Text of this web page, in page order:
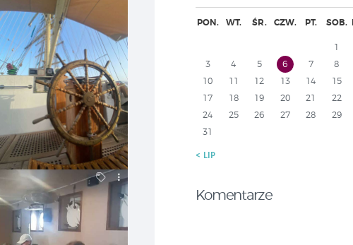
PON. WT. ŚR. CZW. PT. SOB.
1
3
4 5 6 7 8
10
11 12 13 14 15
17
18 19 20 21 22
24
25 26 27 28 29
31
« LIP
Komentarze